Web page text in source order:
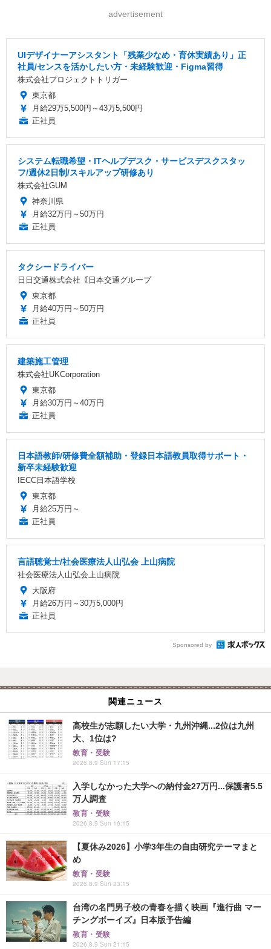
advertisement
UIデザイナーアシスタント「残業少なめ・育休実績あり」正
社員/センスを活かしたい方・未経験歓迎・Figma習得
株式会社プロジェクトトリガー
東京都
月給29万5,500円～43万5,500円
正社員
システム転職希望・ITヘルプデスク・サービスデスクスタッ
フ/週休2日制/スキルアップ研修あり
株式会社GUM
神奈川県
月給32万円～50万円
正社員
タクシードライバー
日日交通株式会社｟日本交通グループ
東京都
月給40万円～50万円
正社員
建築施工管理
株式会社UKCorporation
東京都
月給30万円～40万円
正社員
日本語教師/研修費全額補助・登録日本語教員取得サポート・
新卒未経験歓迎
IECC日本語学校
東京都
月給25万円～
正社員
言語聴覚士/社会医療法人山弘会 上山病院
社会医療法人山弘会上山病院
大阪府
月給26万円～30万5,000円
正社員
Sponsored by
関連ニュース
高校生が志願したい大学・九州沖縄...2位は九州
大、1位は?
教育・受験
2026.8.9 Sun 17:15
入学しなかった大学への納付金27万円...保護者5.5
万人調査
教育・受験
2026.8.9 Sun 16:15
【夏休み2026】小学3年生の自由研究テーマまと
め
教育・受験
2026.8.9 Sun 23:15
台湾の名門男子校の青春を描く映画『進行曲 マー
チングボーイズ』日本版予告編
教育・受験
2026.8.9 Sun 21:15